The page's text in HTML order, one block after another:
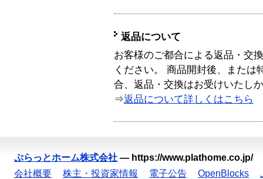
返品について
お客様のご都合による返品・交
ください。 商品開封後、または
合、返品・交換はお受けいたし
⇒返品について詳しくはこちら
ぷらっとホーム株式会社 — https://www.plathome.co.jp/
会社概要
株主・投資家情報 電子公告 OpenBlocks